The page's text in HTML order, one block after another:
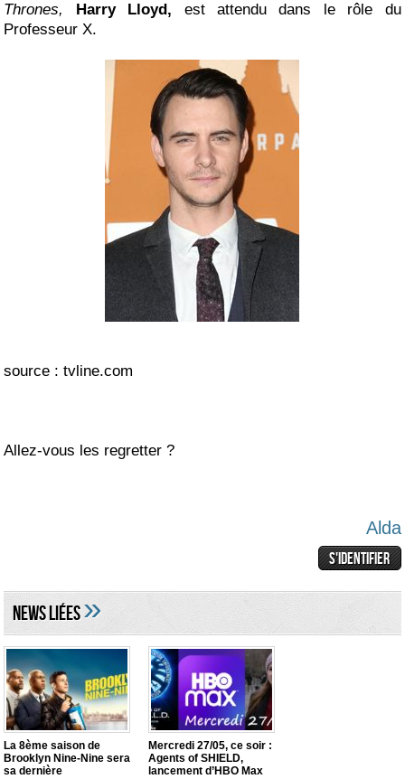
Thrones,
Harry Lloyd, est attendu dans le rôle du
Professeur X.
source : tvline.com
Allez-vous les regretter ?
Alda
NEWS LIéES»
La 8ème saison de
Brooklyn Nine-Nine sera
sa dernière
Mercredi 27/05, ce soir :
Agents of SHIELD,
lancement d’HBO Max